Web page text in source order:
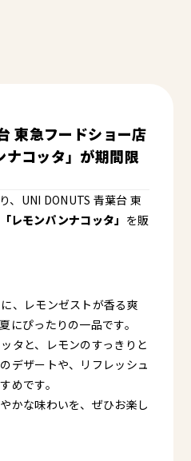
東急フードショー店
ナコッタ」が期間限
、UNI DONUTS 青葉台 東
「レモンパンナコッタ」 を販
、レモンゼストが香る爽
にぴったりの一品です。
タと、レモンのすっきりと
デザートや、リフレッシュ
めです。
かな味わいを、ぜひお楽し